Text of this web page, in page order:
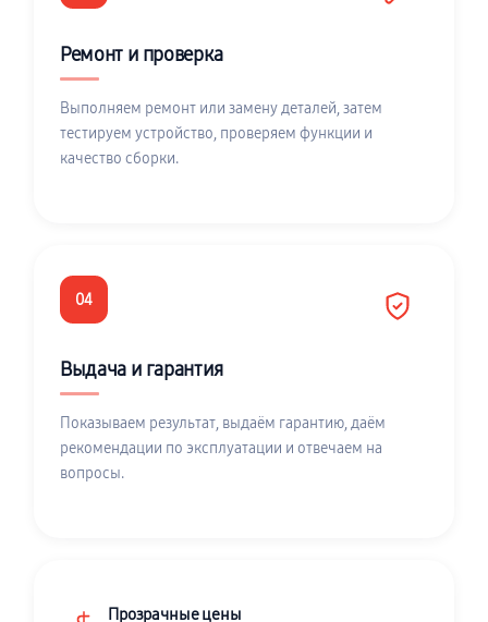
Ремонт и проверка
Выполняем ремонт или замену деталей, затем
тестируем устройство, проверяем функции и
качество сборки.
04
Выдача и гарантия
Показываем результат, выдаём гарантию, даём
рекомендации по эксплуатации и отвечаем на
вопросы.
Прозрачные цены